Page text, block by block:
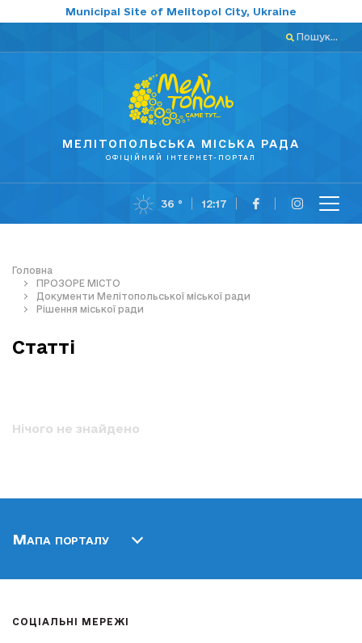
Municipal Site of Melitopol City, Ukraine
Пошук...
МЕЛІТОПОЛЬСЬКА МІСЬКА РАДА
ОФІЦІЙНИЙ ІНТЕРНЕТ-ПОРТАЛ
36 ° 12:17
Головна
ПРОЗОРЕ МІСТО
Документи Мелітопольської міської ради
Рішення міської ради
Статті
Нічого не знайдено
Мапа порталу
СОЦІАЛЬНІ МЕРЕЖІ